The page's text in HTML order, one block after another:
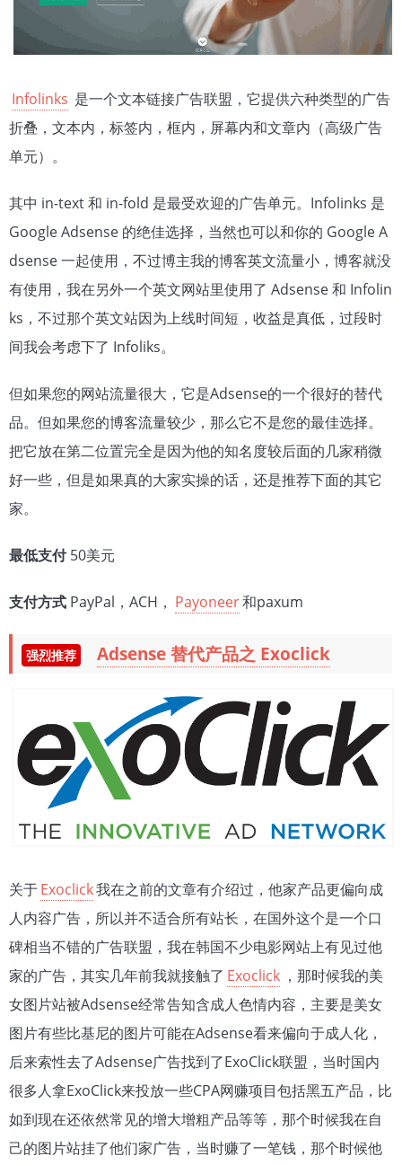
Infolinks 是一个文本链接广告联盟，它提供六种类型的广告
折叠，文本内，标签内，框内，屏幕内和文章内（高级广告
单元）。
其中 in-text 和 in-fold 是最受欢迎的广告单元。Infolinks 是
Google Adsense 的绝佳选择，当然也可以和你的 Google A
dsense 一起使用，不过博主我的博客英文流量小，博客就没
有使用，我在另外一个英文网站里使用了 Adsense 和 Infolin
ks，不过那个英文站因为上线时间短，收益是真低，过段时
间我会考虑下了 Infoliks。
但如果您的网站流量很大，它是Adsense的一个很好的替代
品。但如果您的博客流量较少，那么它不是您的最佳选择。
把它放在第二位置完全是因为他的知名度较后面的几家稍微
好一些，但是如果真的大家实操的话，还是推荐下面的其它
家。
最低支付50美元
支付方式 PayPal，ACH， Payoneer和paxum
强烈推荐 Adsense 替代产品之 Exoclick
关于Exoclick我在之前的文章有介绍过，他家产品更偏向成
人内容广告，所以并不适合所有站长，在国外这个是一个口
碑相当不错的广告联盟，我在韩国不少电影网站上有见过他
家的广告，其实几年前我就接触了 Exoclick ，那时候我的美
女图片站被Adsense经常告知含成人色情内容，主要是美女
图片有些比基尼的图片可能在Adsense看来偏向于成人化，
后来索性去了Adsense广告找到了ExoClick联盟，当时国内
很多人拿ExoClick来投放一些CPA网赚项目包括黑五产品，比
如到现在还依然常见的增大增粗产品等等，那个时候我在自
己的图片站挂了他们家广告，当时赚了一笔钱，那个时候他